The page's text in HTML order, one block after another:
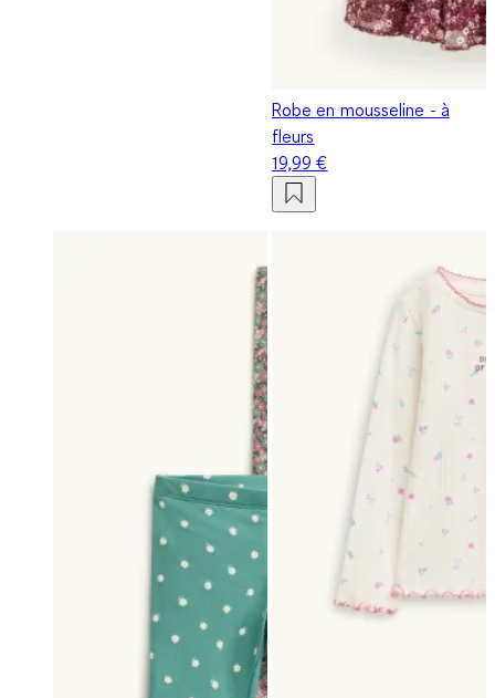
Robe en mousseline - à
fleurs
19,99 €